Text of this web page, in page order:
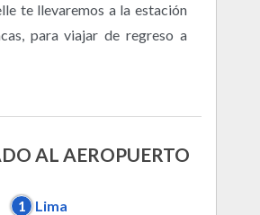
te llevaremos a la estación
para viajar de regreso a
AL AEROPUERTO
1 Lima